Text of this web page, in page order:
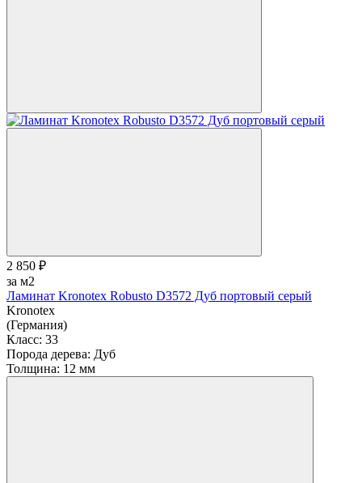
2 850 ₽
за м2
Ламинат Kronotex Robusto D3572 Дуб портовый серый
Kronotex
(Германия)
Класс: 33
Порода дерева: Дуб
Толщина: 12 мм